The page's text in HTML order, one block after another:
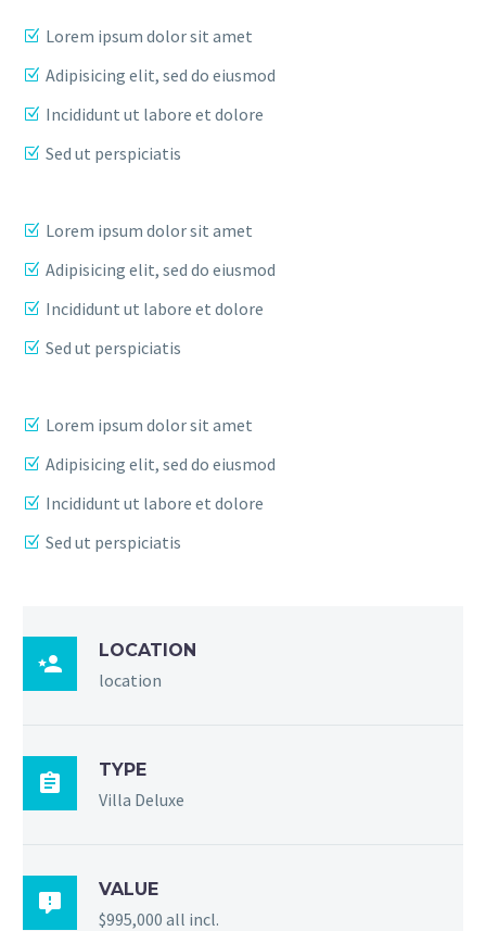
Lorem ipsum dolor sit amet
Adipisicing elit, sed do eiusmod
Incididunt ut labore et dolore
Sed ut perspiciatis
Lorem ipsum dolor sit amet
Adipisicing elit, sed do eiusmod
Incididunt ut labore et dolore
Sed ut perspiciatis
Lorem ipsum dolor sit amet
Adipisicing elit, sed do eiusmod
Incididunt ut labore et dolore
Sed ut perspiciatis

LOCATION
location

TYPE
Villa Deluxe

VALUE
$995,000 all incl.